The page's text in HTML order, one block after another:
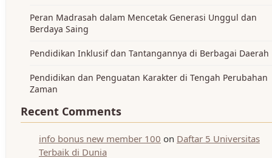
Peran Madrasah dalam Mencetak Generasi Unggul dan
Berdaya Saing
Pendidikan Inklusif dan Tantangannya di Berbagai Daerah
Pendidikan dan Penguatan Karakter di Tengah Perubahan
Zaman
Recent Comments
info bonus new member 100 on Daftar 5 Universitas
Terbaik di Dunia